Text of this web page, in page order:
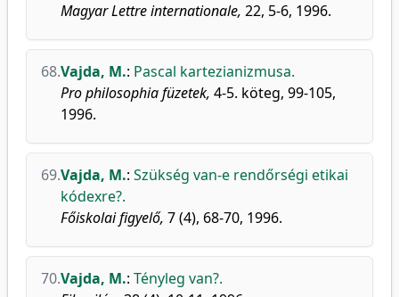
Magyar Lettre internationale, 22, 5-6, 1996.
68.Vajda, M.: Pascal kartezianizmusa.
Pro philosophia füzetek, 4-5. köteg, 99-105,
1996.
69.Vajda, M.: Szükség van-e rendőrségi etikai
kódexre?.
Főiskolai figyelő, 7 (4), 68-70, 1996.
70.Vajda, M.: Tényleg van?.